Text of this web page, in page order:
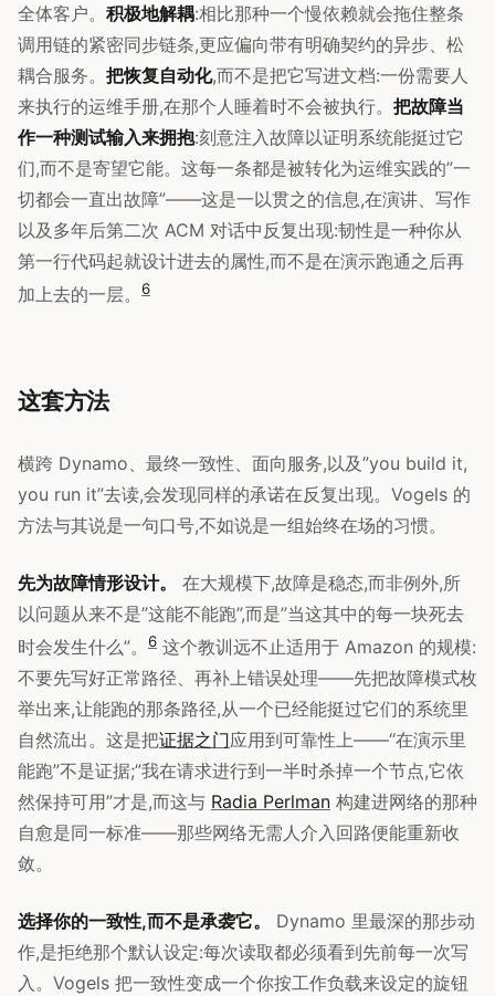
全体客户。 积极地解耦:相比那种一个慢依赖就会拖住整条
调用链的紧密同步链条,更应偏向带有明确契约的异步、松
耦合服务。 把恢复自动化,而不是把它写进文档:一份需要人
来执行的运维手册,在那个人睡着时不会被执行。 把故障当
作一种测试输入来拥抱:刻意注入故障以证明系统能挺过它
们,而不是寄望它能。这每一条都是被转化为运维实践的”一
切都会一直出故障”——这是一以贯之的信息,在演讲、写作
以及多年后第二次 ACM 对话中反复出现:韧性是一种你从
第一行代码起就设计进去的属性,而不是在演示跑通之后再
加上去的一层。
6
这套方法
横跨 Dynamo、最终一致性、面向服务,以及”you build it,
you run it”去读,会发现同样的承诺在反复出现。Vogels 的
方法与其说是一句口号,不如说是一组始终在场的习惯。
先为故障情形设计。
在大规模下,故障是稳态,而非例外,所
以问题从来不是”这能不能跑”,而是”当这其中的每一块死去
时会发生什么”。
6 这个教训远不止适用于 Amazon 的规模:
不要先写好正常路径、再补上错误处理——先把故障模式枚
举出来,让能跑的那条路径,从一个已经能挺过它们的系统里
自然流出。这是把证据之门应用到可靠性上——“在演示里
能跑”不是证据;”我在请求进行到一半时杀掉一个节点,它依
然保持可用”才是,而这与 Radia Perlman 构建进网络的那种
自愈是同一标准——那些网络无需人介入回路便能重新收
敛。
选择你的一致性,而不是承袭它。
Dynamo 里最深的那步动
作,是拒绝那个默认设定:每次读取都必须看到先前每一次写
入。Vogels 把一致性变成一个你按工作负载来设定的旋钮